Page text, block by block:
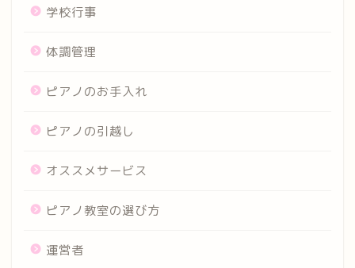
学校行事
体調管理
ピアノのお手入れ
ピアノの引越し
オススメサービス
ピアノ教室の選び方
運営者